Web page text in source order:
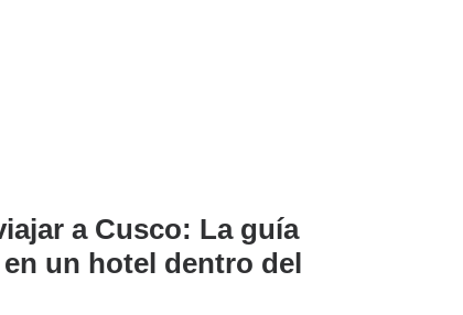
a Cusco: La guía
un hotel dentro del